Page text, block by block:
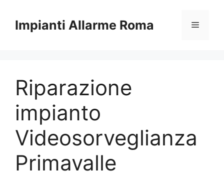
contenuto
Impianti Allarme Roma Menu
Riparazione
impianto
Videosorveglianza
Primavalle